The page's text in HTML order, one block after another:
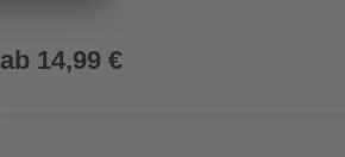
ab 14,99 €